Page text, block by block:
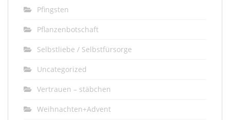
Pfingsten
Pflanzenbotschaft
Selbstliebe / Selbstfürsorge
Uncategorized
Vertrauen – stäbchen
Weihnachten+Advent